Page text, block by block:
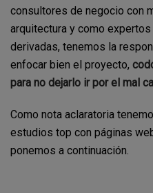
consultores de negocio con
arquitectura y como
derivadas, tenemos la
enfocar bien el proyecto,
para no dejarlo ir por el mal
Como nota aclaratoria
estudios top con páginas
ponemos a continuación.